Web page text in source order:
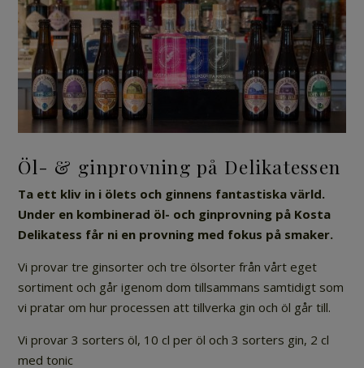
Öl- & ginprovning på Delikatessen
Ta ett kliv in i ölets och ginnens fantastiska värld.
Under en kombinerad öl- och ginprovning på Kosta
Delikatess får ni en provning med fokus på smaker.
Vi provar tre ginsorter och tre ölsorter från vårt eget
sortiment och går igenom dom tillsammans samtidigt som
vi pratar om hur processen att tillverka gin och öl går till.
Vi provar 3 sorters öl, 10 cl per öl och 3 sorters gin, 2 cl
med tonic